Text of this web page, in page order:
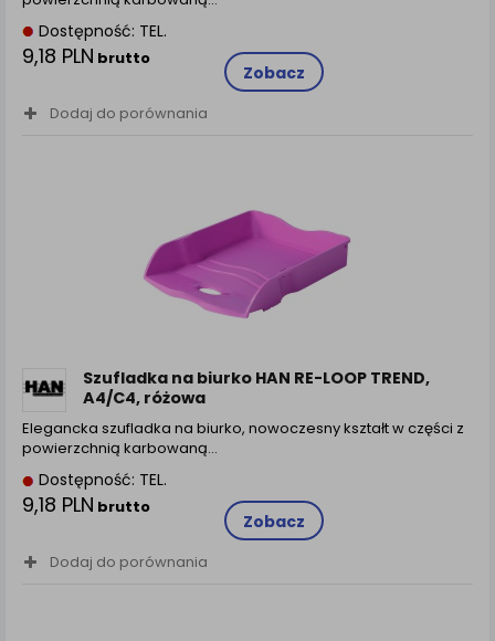
Dostępność: TEL.
9,18 PLN brutto
Zobacz
Dodaj do porównania
Szufladka na biurko HAN RE-LOOP TREND,
A4/C4, różowa
Elegancka szufladka na biurko, nowoczesny kształt w części z
powierzchnią karbowaną…
Dostępność: TEL.
9,18 PLN brutto
Zobacz
Dodaj do porównania